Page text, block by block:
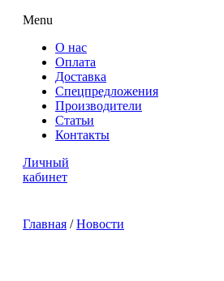
Menu
О нас
Оплата
Доставка
Спецпредложения
Производители
Статьи
Контакты
Личный
кабинет
Главная /Новости